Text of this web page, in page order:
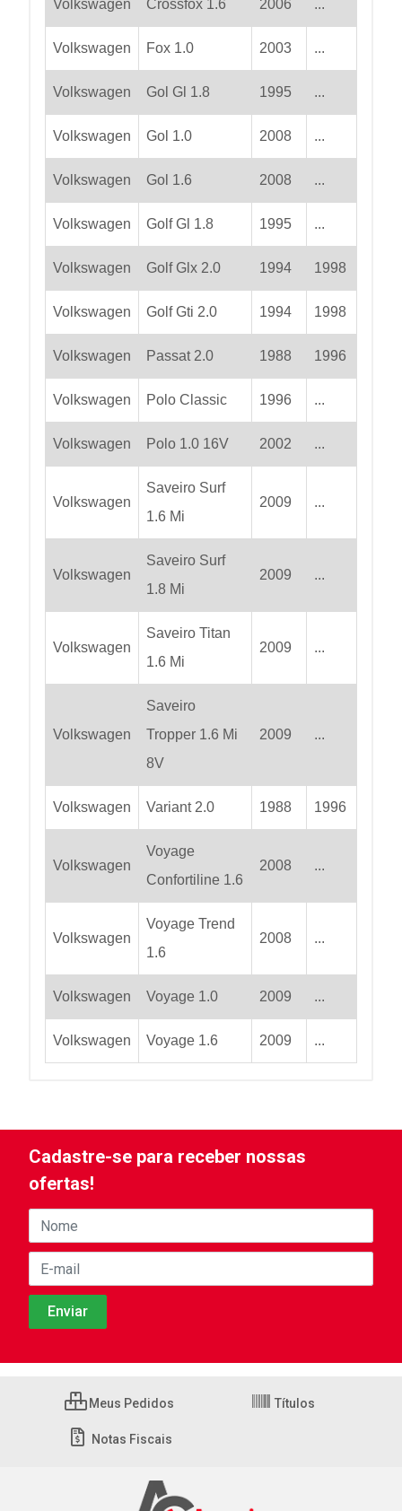
Volkswagen Crossfox 1.6 2006 ...
Volkswagen Fox 1.0 2003 ...
Volkswagen Gol Gl 1.8 1995 ...
Volkswagen Gol 1.0 2008 ...
Volkswagen Gol 1.6 2008 ...
Volkswagen Golf Gl 1.8 1995 ...
Volkswagen Golf Glx 2.0 1994 1998
Volkswagen Golf Gti 2.0 1994 1998
Volkswagen Passat 2.0 1988 1996
Volkswagen Polo Classic 1996 ...
Volkswagen Polo 1.0 16V 2002 ...
Volkswagen
Saveiro Surf
1.6 Mi
2009 ...
Volkswagen
Saveiro Surf
1.8 Mi
2009 ...
Volkswagen
Saveiro Titan
1.6 Mi
2009 ...
Volkswagen
Saveiro
Tropper 1.6 Mi
8V
2009 ...
Volkswagen Variant 2.0 1988 1996
Volkswagen
Voyage
Confortiline 1.6
2008 ...
Volkswagen
Voyage Trend
1.6
2008 ...
Volkswagen Voyage 1.0 2009 ...
Volkswagen Voyage 1.6 2009 ...
Cadastre-se para receber nossas
ofertas!
Meus Pedidos Títulos
Notas Fiscais